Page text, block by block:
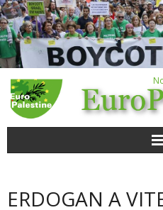
POUR AGIR
ERDOGAN A